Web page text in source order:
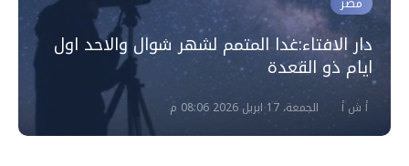
دار الافتاء:غدا المتمم لشهر شوال والاحد اول
ايام ذو القعدة
أ ش أ الجمعة، 17 ابريل 2026 08:06 م